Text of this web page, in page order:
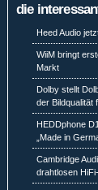
die
Heed Audio
WiiM bringt
Markt
Dolby stellt
der Bildqualität
HEDDphone
„Made in
Cambridge
drahtlosen